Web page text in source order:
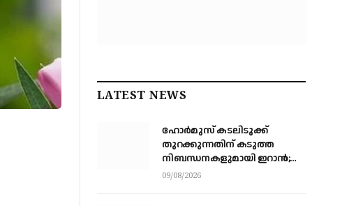
LATEST NEWS
ഹോര്‍മുസ് കടലിടുക്ക്
തുറക്കുന്നതിന് കടുത്ത
നിബന്ധനകളുമായി ഇറാന്‍;
അമേരിക്ക നിലപാട്
09/08/2026